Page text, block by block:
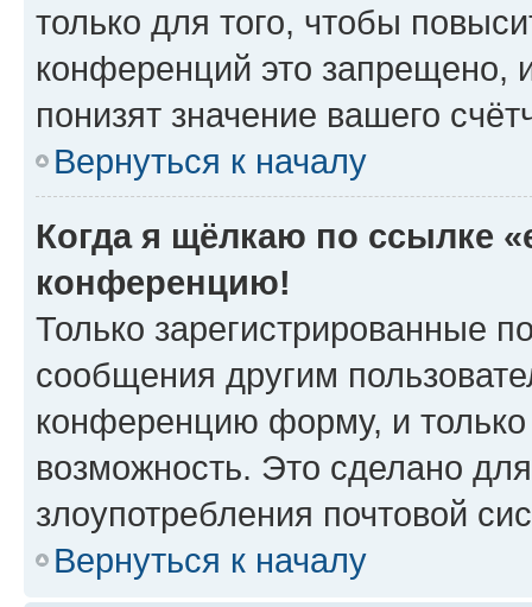
только для того, чтобы
конференций это запрещено,
понизят значение вашего
Вернуться к началу
Когда я щёлкаю по ссылке
конференцию!
Только зарегистрированные
сообщения другим
конференцию форму, и
возможность. Это сделано
злоупотребления почтовой
Вернуться к началу